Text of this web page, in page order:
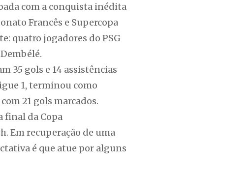
com a conquista inédita
Francês e Supercopa
quatro jogadores do PSG
35 gols e 14 assistências
1, terminou como
21 gols marcados.
final da Copa
Em recuperação de uma
é que atue por alguns